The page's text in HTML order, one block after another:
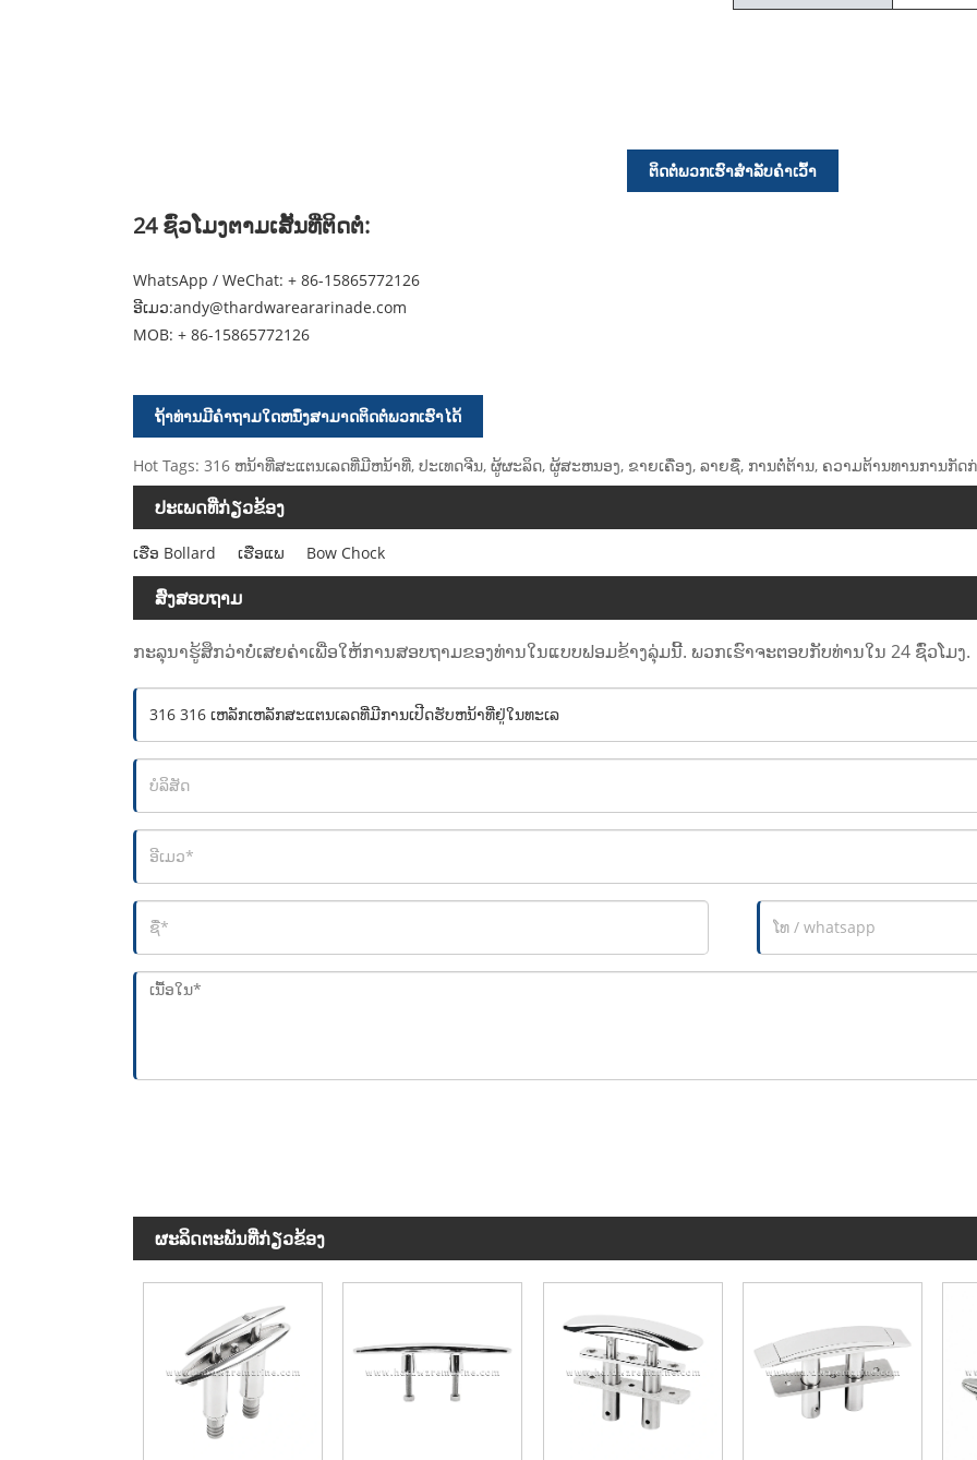
ຕິດຕໍ່ພວກເຮົາສໍາລັບຄໍາເວົ້າ
24 ຊົ່ວໂມງຕາມເສັ້ນທີ່ຕິດຕໍ່:
WhatsApp / WeChat: + 86-15865772126
ອີເມວ:andy@thardwareararinade.com
MOB: + 86-15865772126
ຖ້າທ່ານມີຄໍາຖາມໃດຫນຶ່ງສາມາດຕິດຕໍ່ພວກເຮົາໄດ້
Hot Tags: 316 ຫນ້າທີ່ສະແຕນເລດທີ່ມີຫນ້າທີ່, ປະເທດຈີນ, ຜູ້ຜະລິດ, ຜູ້ສະຫນອງ, ຂາຍເຄື່ອງ, ລາຍຊື່, ການຕໍ່ຕ້ານ, ຄວາມຕ້ານທານການກັດ
ປະເພດທີ່ກ່ຽວຂ້ອງ
ເຮືອ Bollard ເຮືອແພ Bow Chock
ສົ່ງສອບຖາມ
ກະລຸນາຮູ້ສຶກວ່າບໍ່ເສຍຄ່າເພື່ອໃຫ້ການສອບຖາມຂອງທ່ານໃນແບບຟອມຂ້າງລຸ່ມນີ້. ພວກເຮົາຈະຕອບກັບທ່ານໃນ 24 ຊົ່ວໂມງ.
ຜະ​ລິດ​ຕະ​ພັນ​ທີ່​ກ່ຽວ​ຂ້ອງ